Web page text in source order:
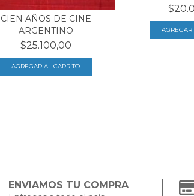
CIEN AÑOS DE CINE
ARGENTINO
$25.100,00
ENVIAMOS TU COMPRA